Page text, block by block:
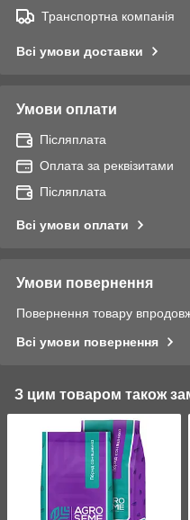
Транспортна компанія
Всі умови доставки
Умови оплати
Післяплата
Оплата за реквізитами
Післяплата
Всі умови оплати
Умови повернення
Повернення товару
Всі умови повернення
З цим товаром також